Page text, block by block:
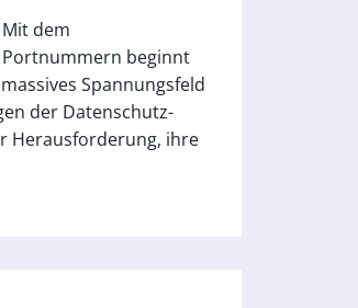
dem
Portnummern beginnt
Spannungsfeld
der Datenschutz-
Herausforderung, ihre